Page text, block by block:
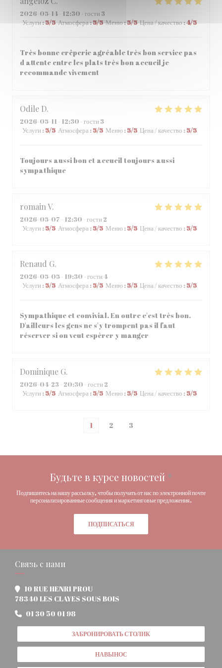
2026-05-14- 12:30 - гости 3
Услуги:5/5 Атмосфера:5/5 Меню:5/5 Цена / качество:4/5
Très bonne crêperie agréable très bon service pas
d attente entre les plats très bon accueil je
recommande vivement
Odile D
2026-05-11 - 12:30 - гости 3
Услуги :5/5 Атмосфера :5/5 Меню :5/5 Цена / качество :5/5
Toujours aussi bon et accueil toujours aussi
sympathique
romainV
2026-05-07 - 12:30 - гости 2
Услуги :5/5 Атмосфера :5/5 Меню :5/5 Цена / качество :5/5
Renaud G
2026-05-05- 19:30 - гости 4
Услуги :5/5 Атмосфера :5/5 Меню :5/5 Цена / качество :5/5
Sympathique et convivial. En outre c'est très bon.
D'ailleurs les gens ne s'y trompent pas il faut
réserver si on veut espèrer y manger
Dominique G
2026-04-23- 20:30 - гости 2
Услуги :5/5 Атмосфера :5/5 Меню :5/5 Цена / качество :5/5
1 2 3
Будьте в курсе новостей *
Подпишитесь на нашу рассылку, чтобы получать от нас по электронной почте
персонализированные сообщения и маркетинговые предложения.
ПОДПИСАТЬСЯ
Связь с нами
10 RUE HENRI PROU
78340 LES CLAYES SOUS BOIS
01 30 50 01 98
ЗАБРОНИРОВАТЬ СТОЛИК
НАВЫНОС